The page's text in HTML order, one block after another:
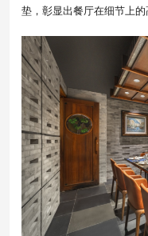
垫，彰显出餐厅在细节上的